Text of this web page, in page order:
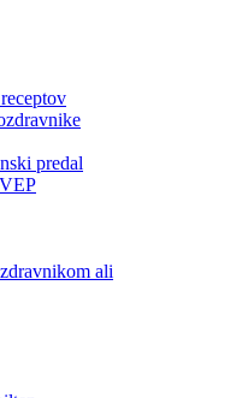
predal
ali